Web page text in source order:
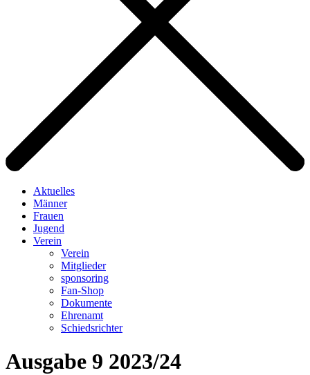
Aktuelles
Männer
Frauen
Jugend
Verein
Verein
Mitglieder
sponsoring
Fan-Shop
Dokumente
Ehrenamt
Schiedsrichter
Ausgabe 9 2023/24